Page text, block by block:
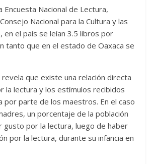
Encuesta Nacional de Lectura,
Nacional para la Cultura y las
en el país se leían 3.5 libros por
tanto que en el estado de Oaxaca se
que existe una relación directa
la lectura y los estímulos recibidos
por parte de los maestros. En el caso
un porcentaje de la población
gusto por la lectura, luego de haber
por la lectura, durante su infancia en